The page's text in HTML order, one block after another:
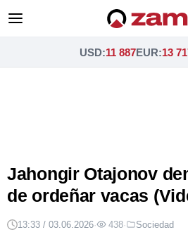
USD:11 887EUR:13
Jahongir Otajonov
de ordeñar vacas
13:33 / 03.06.2026· 438· Sociedad